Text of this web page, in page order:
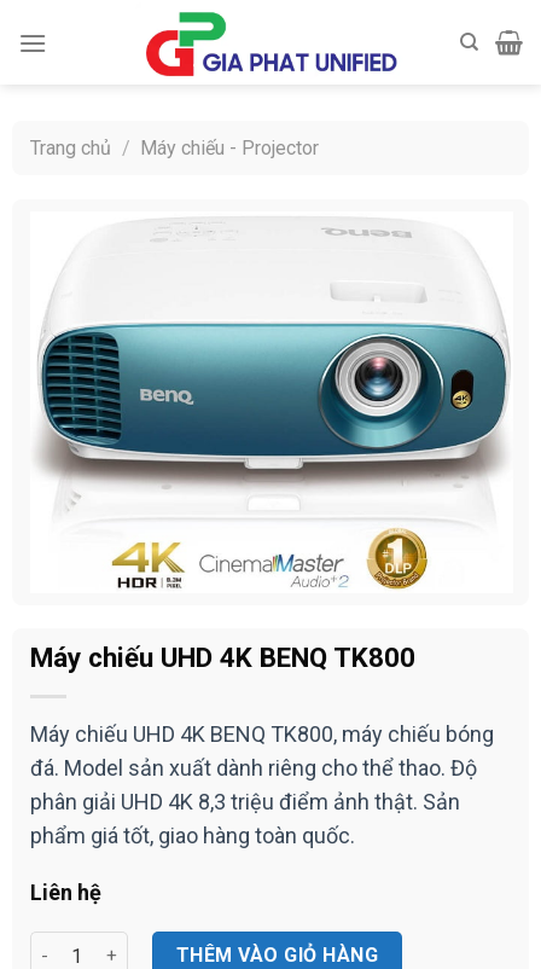
Trang chủ / Máy chiếu - Projector
Máy chiếu UHD 4K BENQ TK800
Máy chiếu UHD 4K BENQ TK800, máy chiếu bóng
đá. Model sản xuất dành riêng cho thể thao. Độ
phân giải UHD 4K 8,3 triệu điểm ảnh thật. Sản
phẩm giá tốt, giao hàng toàn quốc.
Liên hệ
Máy chiếu UHD 4K BENQ TK800 số lượng
THÊM VÀO GIỎ HÀNG